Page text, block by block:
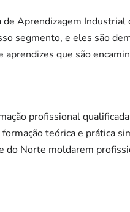
de Aprendizagem
segmento, e eles são
aprendizes que são
profissional
teórica e prática
do Norte moldarem